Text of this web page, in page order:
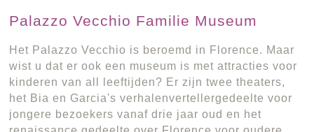
Palazzo Vecchio Familie Museum
Het Palazzo Vecchio is beroemd in Florence. Maar
wist u dat er ook een museum is met attracties voor
kinderen van all leeftijden? Er zijn twee theaters,
het Bia en Garcia's verhalenvertellergedeelte voor
jongere bezoekers vanaf drie jaar oud en het